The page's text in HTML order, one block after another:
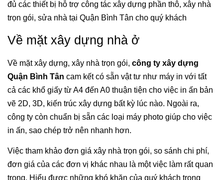
đủ các thiết bị hỗ trợ công tác xây dựng phần thô, xây nhà
trọn gói, sửa nhà tại Quận Bình Tân cho quý khách
Về mặt xây dựng nhà ở
Về mặt xây dựng, xây nhà trọn gói, công ty xây dựng
Quận Bình Tân cam kết có sẵn vật tư như máy in với tất
cả các khổ giấy từ A4 đến A0 thuận tiện cho việc in ấn bản
vẽ 2D, 3D, kiến trúc xây dựng bất kỳ lúc nào. Ngoài ra,
công ty còn chuẩn bị sẵn các loại máy photo giúp cho việc
in ấn, sao chép trở nên nhanh hơn.
Việc tham khảo đơn giá xây nhà trọn gói, so sánh chi phí,
đơn giá của các đơn vị khác nhau là một việc làm rất quan
trọng. Hiểu được những khó khăn của quý khách trong